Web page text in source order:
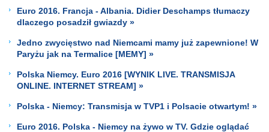
Euro 2016. Francja - Albania. Didier Deschamps tłumaczy
dlaczego posadził gwiazdy »
Jedno zwycięstwo nad Niemcami mamy już zapewnione! W
Paryżu jak na Termalice [MEMY] »
Polska Niemcy. Euro 2016 [WYNIK LIVE. TRANSMISJA
ONLINE. INTERNET STREAM] »
Polska - Niemcy: Transmisja w TVP1 i Polsacie otwartym! »
Euro 2016. Polska - Niemcy na żywo w TV. Gdzie oglądać